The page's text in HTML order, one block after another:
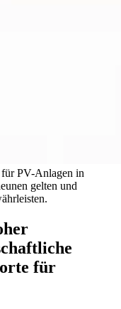
PV-Anlagen in
gelten und
für